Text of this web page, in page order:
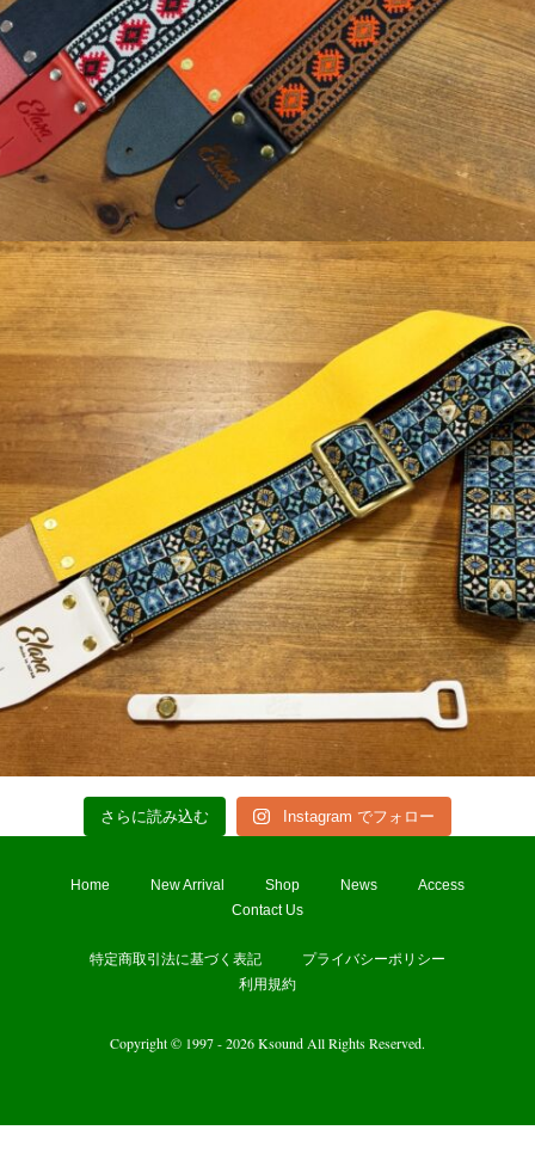
さらに読み込む Instagram でフォロー
Home New Arrival Shop News
Access
Contact Us
特定商取引法に基づく表記
プライバシーポリシー
利用規約
Copyright © 1997 - 2026 Ksound All Rights Reserved.